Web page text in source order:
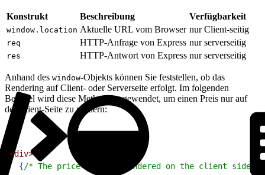
Konstrukt Beschreibung Verfügbarkeit
window.location Aktuelle URL vom Browser nur Client-seitig
req HTTP-Anfrage von Express nur serverseitig
res HTTP-Antwort von Express nur serverseitig
Anhand des window-Objekts können Sie feststellen, ob das
Rendering auf Client- oder Serverseite erfolgt. Im folgenden
Beispiel wird diese Methode angewendet, um einen Preis nur auf
der Client-Seite zu rendern:
<div>
{/* The price is only rendered on the client side,